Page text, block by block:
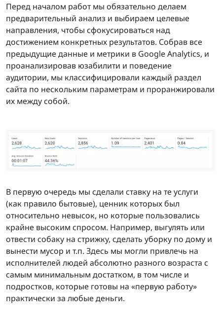
Перед началом работ мы обязательно делаем
предварительный анализ и выбираем целевые
направления, чтобы сфокусироваться над
достижением конкретных результатов. Собрав все
предыдущие данные и метрики в Google Analytics, и
проанализировав юзабилити и поведение
аудитории, мы классифицировали каждый раздел
сайта по нескольким параметрам и проранжировали
их между собой.
В первую очередь мы сделали ставку на те услуги
(как правило бытовые), ценник которых был
относительно невысок, но которые пользовались
крайне высоким спросом. Например, выгулять или
отвести собаку на стрижку, сделать уборку по дому и
вынести мусор и т.п. Здесь мы могли привлечь на
исполнителей людей абсолютно разного возраста с
самым минимальным достатком, в том числе и
подростков, которые готовы на «первую работу»
практически за любые деньги.